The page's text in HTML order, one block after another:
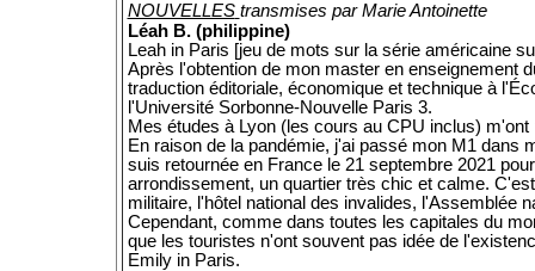
NOUVELLES transmises par Marie Antoinette
Léah B. (philippine)
Leah in Paris [jeu de mots sur la série américaine
Après l'obtention de mon master en enseignement
traduction éditoriale, économique et technique à
l'Université Sorbonne-Nouvelle Paris 3.
Mes études à Lyon (les cours au CPU inclus)
En raison de la pandémie, j'ai passé mon M1 dans
suis retournée en France le 21 septembre 2021
arrondissement, un quartier très chic et calme.
militaire, l'hôtel national des invalides, l'Assemblée
Cependant, comme dans toutes les capitales du
que les touristes n'ont souvent pas idée de
Emily in Paris.